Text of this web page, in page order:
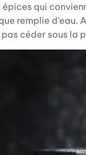
qui
remplie
céder sous la